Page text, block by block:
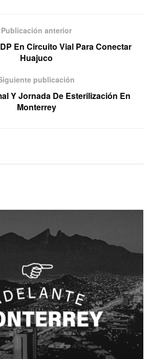
Publicación anterior
En Circuito Vial Para Conectar
Huajuco
publicación
Y Jornada De Esterilización En
Monterrey